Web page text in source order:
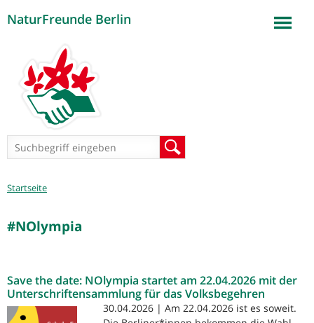
NaturFreunde Berlin
Suchformular
Sie
Startseite
#NOlympia
Save the date: NOlympia startet am 22.04.2026 mit der
Unterschriftensammlung für das Volksbegehren
30.04.2026 | Am 22.04.2026 ist es soweit.